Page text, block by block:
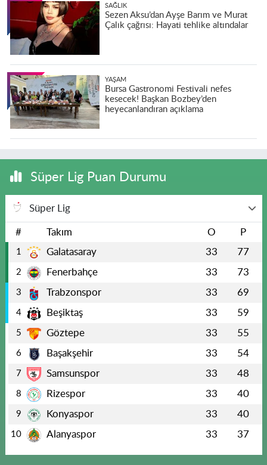
SAĞLIK
Sezen Aksu’dan Ayşe Barım ve Murat
Çalık çağrısı: Hayati tehlike altındalar
YAŞAM
Bursa Gastronomi Festivali nefes
kesecek! Başkan Bozbey’den
heyecanlandıran açıklama
Süper Lig Puan Durumu
Süper Lig
# Takım O P
1 Galatasaray 33 77
2 Fenerbahçe 33 73
3 Trabzonspor 33 69
4 Beşiktaş 33 59
5 Göztepe 33 55
6 Başakşehir 33 54
7 Samsunspor 33 48
8 Rizespor 33 40
9 Konyaspor 33 40
10 Alanyaspor 33 37